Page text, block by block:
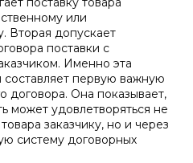
или
Вторая допускает
поставки с
Именно эта
составляет первую важную
договора. Она показывает,
может удовлетворяться не
заказчику, но и через
систему договорных